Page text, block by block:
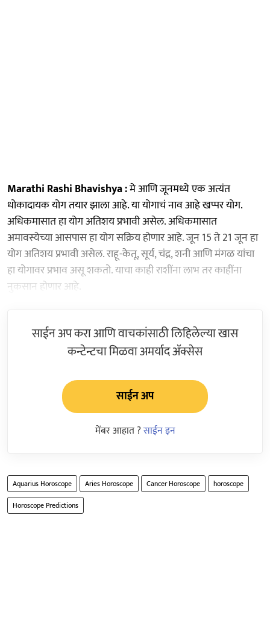
Marathi Rashi Bhavishya :मे आणि जूनमध्ये एक अत्यंत
धोकादायक योग तयार झाला आहे. या योगाचं नाव आहे खप्पर योग.
अधिकमासात हा योग अतिशय प्रभावी असेल. अधिकमासात
अमावस्येच्या आसपास हा योग सक्रिय होणार आहे. जून 15 ते 21 जून हा
योग अतिशय प्रभावी असेल. राहू-केतू, सूर्य, चंद्र, शनी आणि मंगळ यांचा
हा योगावर प्रभाव असू शकतो. याचा काही राशींना लाभ तर काहींना
नुकसान होणार आहे.
साईन अप करा आणि वाचकांसाठी लिहिलेल्या खास
कन्टेन्टचा मिळवा अमर्याद ॲक्सेस
साईन अप
मेंबर आहात ?साईन इन
Aquarius Horoscope Aries Horoscope Cancer Horoscope
horoscope
Horoscope Predictions